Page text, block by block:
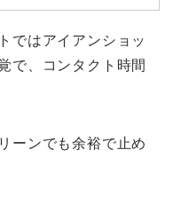
ではアイアンショッ
で、コンタクト時間
ーンでも余裕で止め